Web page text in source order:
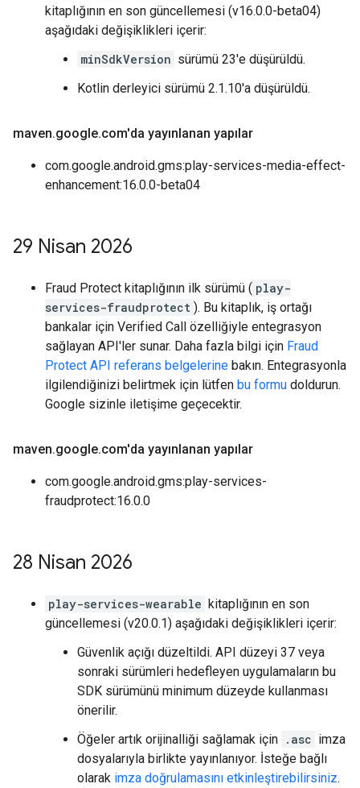
kitaplığının en son güncellemesi (v16.0.0-beta04)
aşağıdaki değişiklikleri içerir:
minSdkVersion sürümü 23'e düşürüldü.
Kotlin derleyici sürümü 2.1.10'a düşürüldü.
maven.google.com'da yayınlanan yapılar
com.google.android.gms:play-services-media-effect-
enhancement:16.0.0-beta04
29 Nisan 2026
Fraud Protect kitaplığının ilk sürümü ( play-
services-fraudprotect ). Bu kitaplık, iş ortağı
bankalar için Verified Call özelliğiyle entegrasyon
sağlayan API'ler sunar. Daha fazla bilgi için Fraud
Protect API referans belgelerine bakın. Entegrasyonla
ilgilendiğinizi belirtmek için lütfen bu formu doldurun.
Google sizinle iletişime geçecektir.
maven.google.com'da yayınlanan yapılar
com.google.android.gms:play-services-
fraudprotect:16.0.0
28 Nisan 2026
play-services-wearable kitaplığının en son
güncellemesi (v20.0.1) aşağıdaki değişiklikleri içerir:
Güvenlik açığı düzeltildi. API düzeyi 37 veya
sonraki sürümleri hedefleyen uygulamaların bu
SDK sürümünü minimum düzeyde kullanması
önerilir.
Öğeler artık orijinalliği sağlamak için .asc imza
dosyalarıyla birlikte yayınlanıyor. İsteğe bağlı
olarak imza doğrulamasını etkinleştirebilirsiniz.